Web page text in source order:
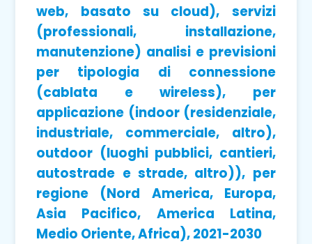
web, basato su cloud), servizi
(professionali, installazione,
manutenzione) analisi e previsioni
per tipologia di connessione
(cablata e wireless), per
applicazione (indoor (residenziale,
industriale, commerciale, altro),
outdoor (luoghi pubblici, cantieri,
autostrade e strade, altro)), per
regione (Nord America, Europa,
Asia Pacifico, America Latina,
Medio Oriente, Africa), 2021-2030